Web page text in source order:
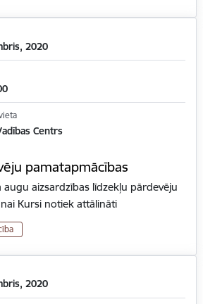
2020
Centrs
pamatapmācības
augu aizsardzības līdzekļu pārdevēju
Kursi notiek attālināti
2020